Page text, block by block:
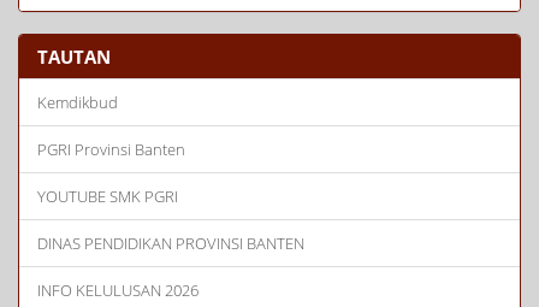
TAUTAN
Kemdikbud
PGRI Provinsi Banten
YOUTUBE SMK PGRI
DINAS PENDIDIKAN PROVINSI BANTEN
INFO KELULUSAN 2026